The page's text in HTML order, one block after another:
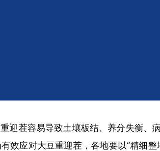
茬容易导致土壤板结、养分失衡、
应对大豆重迎茬，各地要以“精细